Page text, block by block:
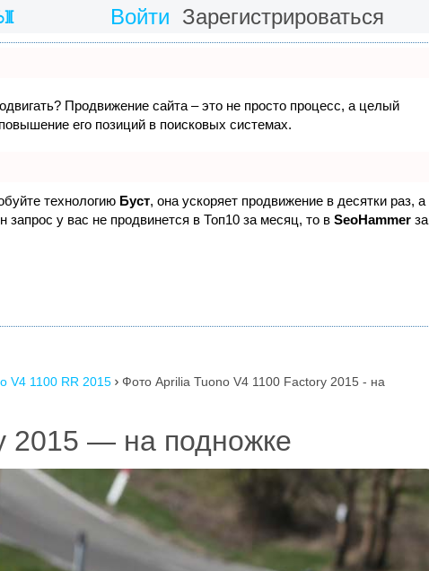
Войти Зарегистрироваться
Продвижение сайта – это не просто процесс, а целый
его позиций в поисковых системах.
технологию Буст, она ускоряет продвижение в десятки раз, а
у вас не продвинется в Топ10 за месяц, то в SeoHammer за
V4 1100 RR 2015  Фото Aprilia Tuono V4 1100 Factory 2015 - на
2015 — на подножке